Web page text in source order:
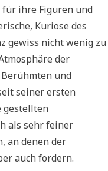
ihre Figuren und
Kuriose des
gewiss nicht wenig zu
der
und
seiner ersten
gestellten
als sehr feiner
an denen der
auch fordern.